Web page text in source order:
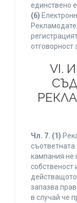
единствено
(6)
отговорност
VI.
Чл. 7. (1)
съответната
кампания не
собственост
запазва
в случай че